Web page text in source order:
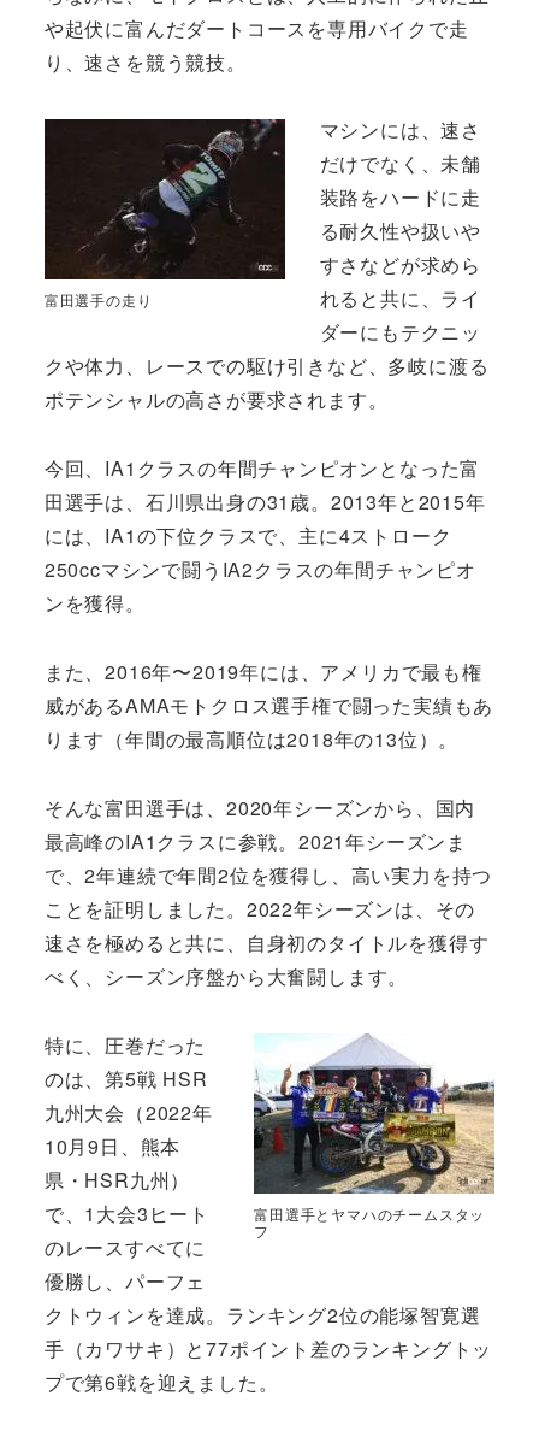
や起伏に富んだダートコースを専用バイクで走
り、速さを競う競技。
富田選手の走り
マシンには、速さ
だけでなく、未舗
装路をハードに走
る耐久性や扱いや
すさなどが求めら
れると共に、ライ
ダーにもテクニッ
クや体力、レースでの駆け引きなど、多岐に渡る
ポテンシャルの高さが要求されます。
今回、IA1クラスの年間チャンピオンとなった富
田選手は、石川県出身の31歳。2013年と2015年
には、IA1の下位クラスで、主に4ストローク
250ccマシンで闘うIA2クラスの年間チャンピオ
ンを獲得。
また、2016年〜2019年には、アメリカで最も権
威があるAMAモトクロス選手権で闘った実績もあ
ります（年間の最高順位は2018年の13位）。
そんな富田選手は、2020年シーズンから、国内
最高峰のIA1クラスに参戦。2021年シーズンま
で、2年連続で年間2位を獲得し、高い実力を持つ
ことを証明しました。2022年シーズンは、その
速さを極めると共に、自身初のタイトルを獲得す
べく、シーズン序盤から大奮闘します。
富田選手とヤマハのチームスタッ
フ
特に、圧巻だった
のは、第5戦 HSR
九州大会（2022年
10月9日、熊本
県・HSR九州）
で、1大会3ヒート
のレースすべてに
優勝し、パーフェ
クトウィンを達成。ランキング2位の能塚智寛選
手（カワサキ）と77ポイント差のランキングトッ
プで第6戦を迎えました。